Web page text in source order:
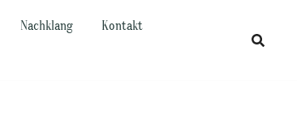
Nachklang
Kontakt